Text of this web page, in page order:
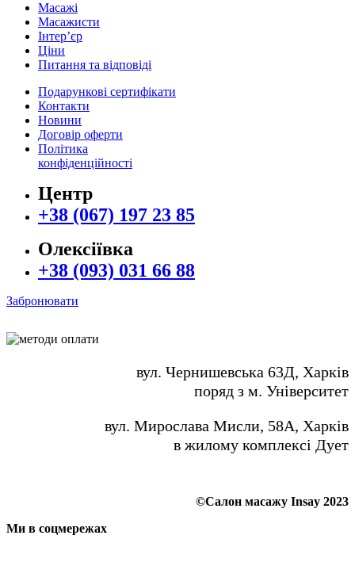
Масажі
Масажисти
Інтер’єр
Ціни
Питання та відповіді
Подарункові сертифікати
Контакти
Новини
Договір оферти
Політика
конфіденційності
Центр
+38 (067) 197 23 85
Олексіївка
+38 (093) 031 66 88
Забронювати
вул. Чернишевська 63Д, Харків
поряд з м. Університет
вул. Мирослава Мисли, 58А, Харків
в жилому комплексі Дует
©Салон масажу Insay 2023
Ми в соцмережах